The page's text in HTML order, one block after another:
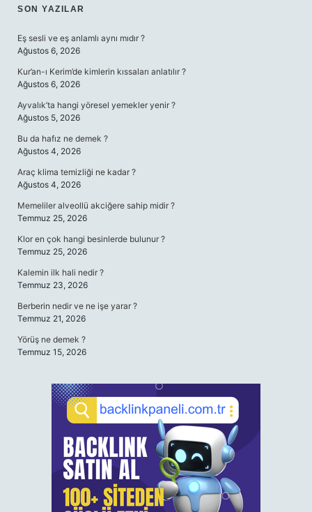
SIDEBAR
SON YAZILAR
Eş sesli ve eş anlamlı aynı mıdır ?
Ağustos 6, 2026
Kur’an-ı Kerim’de kimlerin kıssaları anlatılır ?
Ağustos 6, 2026
Ayvalık’ta hangi yöresel yemekler yenir ?
Ağustos 5, 2026
Bu da hafız ne demek ?
Ağustos 4, 2026
Araç klima temizliği ne kadar ?
Ağustos 4, 2026
Memeliler alveollü akciğere sahip midir ?
Temmuz 25, 2026
Klor en çok hangi besinlerde bulunur ?
Temmuz 25, 2026
Kalemin ilk hali nedir ?
Temmuz 23, 2026
Berberin nedir ve ne işe yarar ?
Temmuz 21, 2026
Yörüş ne demek ?
Temmuz 15, 2026